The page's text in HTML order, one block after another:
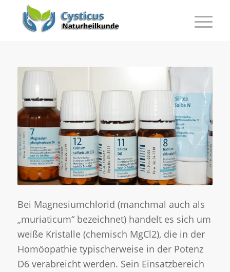
Bei Magnesiumchlorid (manchmal auch als
„muriaticum“ bezeichnet) handelt es sich um
weiße Kristalle (chemisch MgCl2), die in der
Homöopathie typischerweise in der Potenz
D6 verabreicht werden. Sein Einsatzbereich